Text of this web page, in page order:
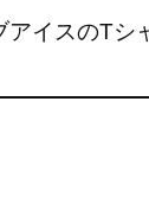
アイスのTシ